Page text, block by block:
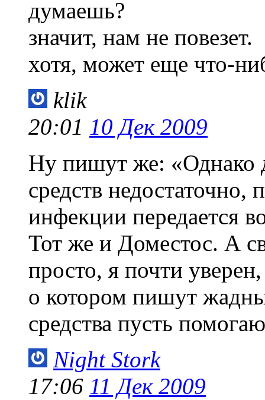
думаешь?
значит, нам не повезет.
хотя, может еще что-
klik
20:01 10 Дек 2009
Ну пишут же: «Однако
средств недостаточно,
инфекции передается
Тот же и Доместос. А
просто, я почти
о котором пишут
средства пусть
Night Stork
17:06 11 Дек 2009